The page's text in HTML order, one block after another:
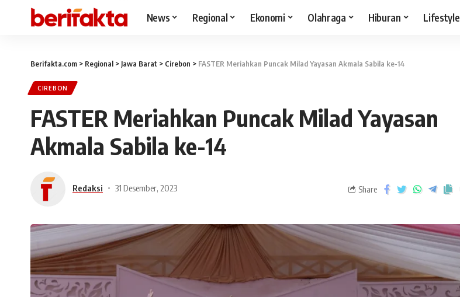
News Regional Ekonomi Olahraga Hiburan Lifestyle
Berifakta.com > Regional > Jawa Barat > Cirebon > FASTER Meriahkan Puncak Milad Yayasan Akmala Sabila ke-14
CIREBON
FASTER Meriahkan Puncak Milad Yayasan
Akmala Sabila ke-14
Redaksi 31 Desember, 2023 Share